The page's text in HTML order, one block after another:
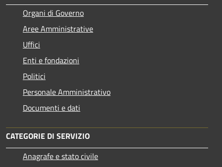
Organi di Governo
Aree Amministrative
Uffici
Enti e fondazioni
Politici
Personale Amministrativo
Documenti e dati
CATEGORIE DI SERVIZIO
Anagrafe e stato civile